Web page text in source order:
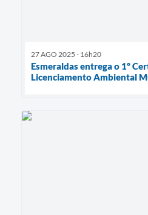
27 AGO 2025 - 16h20
Esmeraldas entrega o 1º
Licenciamento Ambiental